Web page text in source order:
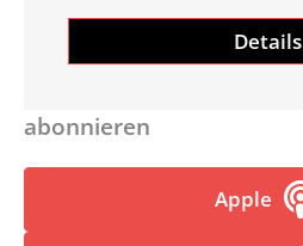
Details
abonnieren
Apple